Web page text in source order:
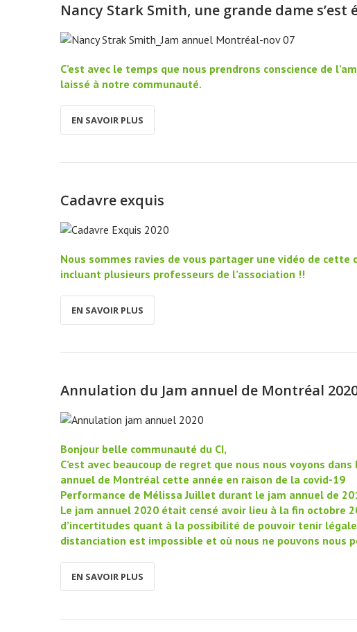
Nancy Stark Smith, une grande dame s’est
C’est avec le temps que nous prendrons conscience de
laissé à notre communauté.
EN SAVOIR PLUS
Cadavre exquis
Nous sommes ravies de vous partager une vidéo de
incluant plusieurs professeurs de l’association !!
EN SAVOIR PLUS
Annulation du Jam annuel de Montréal
Bonjour belle communauté du CI,
C’est avec beaucoup de regret que nous nous voyons
annuel de Montréal cette année en raison de la covid-19
Performance de Mélissa Juillet durant le jam annuel de
Le jam annuel 2020 était censé avoir lieu à la fin octobre
d’incertitudes quant à la possibilité de pouvoir tenir
distanciation est impossible et où nous ne pouvons nous
EN SAVOIR PLUS